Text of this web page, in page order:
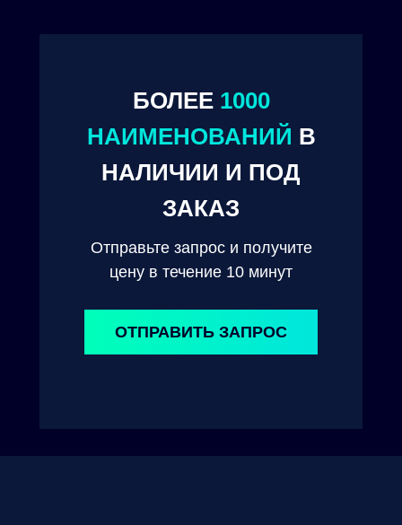
ОТПРАВИТЬ ЗАПРОС
БОЛЕЕ 1000
НАИМЕНОВАНИЙ В
НАЛИЧИИ И ПОД
ЗАКАЗ
Отправьте запрос и получите
цену в течение 10 минут
© 2024. ООО "Технокам Инжиниринг"